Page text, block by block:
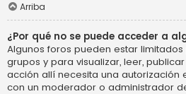
Arriba
¿Por qué no se puede acceder a
Algunos foros pueden estar
grupos y para visualizar, leer,
acción allí necesita una autorización
con un moderador o administrador